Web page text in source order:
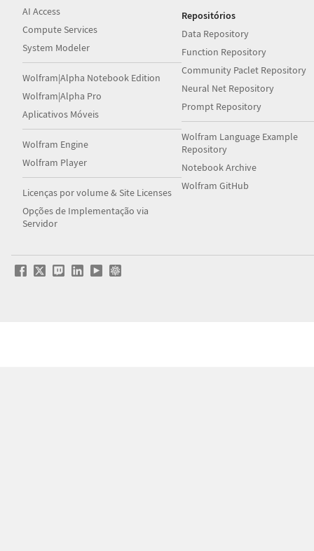
AI Access
Compute Services
System Modeler
Wolfram|Alpha Notebook Edition
Wolfram|Alpha Pro
Aplicativos Móveis
Wolfram Engine
Wolfram Player
Licenças por volume & Site Licenses
Opções de Implementação via
Servidor
Repositórios
Data Repository
Function Repository
Community Paclet Repository
Neural Net Repository
Prompt Repository
Wolfram Language Example
Repository
Notebook Archive
Wolfram GitHub